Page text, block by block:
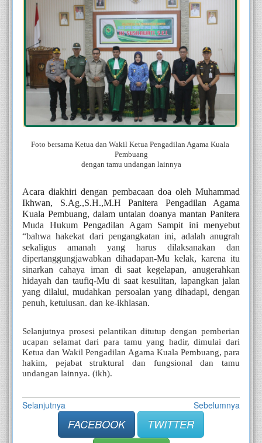
Foto bersama Ketua dan Wakil Ketua Pengadilan Agama Kuala
Pembuang
dengan tamu undangan lainnya
Acara diakhiri dengan pembacaan doa oleh Muhammad
Ikhwan, S.Ag.,S.H.,M.H Panitera Pengadilan Agama
Kuala Pembuang, dalam untaian doanya mantan Panitera
Muda Hukum Pengadilan Agam Sampit ini menyebut
“bahwa hakekat dari pengangkatan ini, adalah anugrah
sekaligus amanah yang harus dilaksanakan dan
dipertanggungjawabkan dihadapan-Mu kelak, karena itu
sinarkan cahaya iman di saat kegelapan, anugerahkan
hidayah dan taufiq-Mu di saat kesulitan, lapangkan jalan
yang dilalui, mudahkan persoalan yang dihadapi, dengan
penuh, ketulusan. dan ke-ikhlasan.
Selanjutnya prosesi pelantikan ditutup dengan pemberian
ucapan selamat dari para tamu yang hadir, dimulai dari
Ketua dan Wakil Pengadilan Agama Kuala Pembuang, para
hakim, pejabat struktural dan fungsional dan tamu
undangan lainnya. (ikh).
Selanjutnya Sebelumnya
FACEBOOK
TWITTER